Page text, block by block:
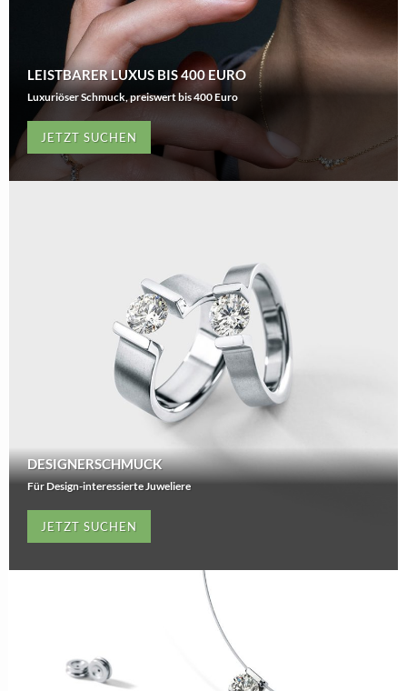
LEISTBARER LUXUS BIS 400 EURO
Luxuriöser Schmuck, preiswert bis 400 Euro
JETZT SUCHEN
DESIGNERSCHMUCK
Für Design-interessierte Juweliere
JETZT SUCHEN